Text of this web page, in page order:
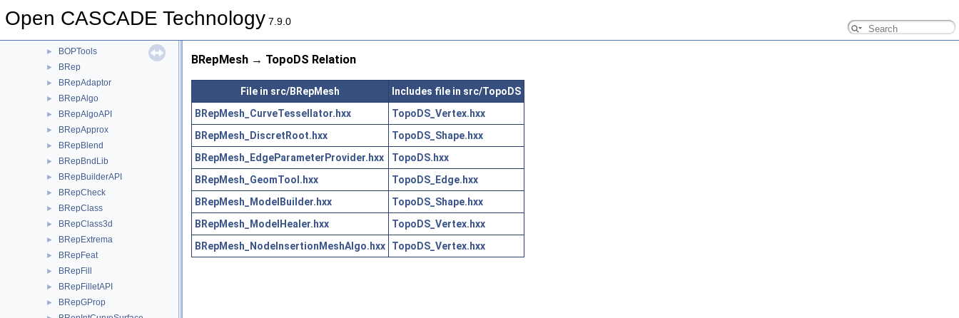
Open CASCADE Technology 7.9.0
► BOPDS
► BOPTools
► BRep
► BRepAdaptor
► BRepAlgo
► BRepAlgoAPI
► BRepApprox
► BRepBlend
► BRepBndLib
► BRepBuilderAPI
► BRepCheck
► BRepClass
► BRepClass3d
► BRepExtrema
► BRepFeat
► BRepFill
► BRepFilletAPI
► BRepGProp
BRepMesh → TopoDS Relation
File in src/BRepMesh
Includes file in src/TopoDS
BRepMesh_CurveTessellator.hxx
TopoDS_Vertex.hxx
BRepMesh_DiscretRoot.hxx
TopoDS_Shape.hxx
BRepMesh_EdgeParameterProvider.hxx
TopoDS.hxx
BRepMesh_GeomTool.hxx
TopoDS_Edge.hxx
BRepMesh_ModelBuilder.hxx
TopoDS_Shape.hxx
BRepMesh_ModelHealer.hxx
TopoDS_Vertex.hxx
BRepMesh_NodeInsertionMeshAlgo.hxx
TopoDS_Vertex.hxx